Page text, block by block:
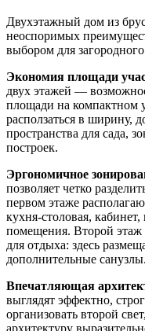
Двухэтажный дом из
неоспоримых
выбором для загородного
Экономия площади
двух этажей —
площади на компактном
расползаться в ширину,
пространства для сада,
построек.
Эргономичное
позволяет четко
первом этаже
кухня-столовая,
помещения. Второй этаж
для отдыха: здесь
дополнительные санузлы.
Впечатляющая
выглядят эффектно,
организовать второй